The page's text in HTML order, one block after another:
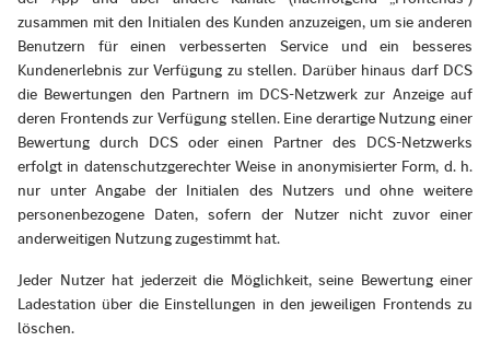
zusammen mit den Initialen des Kunden anzuzeigen, um sie anderen
Benutzern für einen verbesserten Service und ein besseres
Kundenerlebnis zur Verfügung zu stellen. Darüber hinaus darf DCS
die Bewertungen den Partnern im DCS-Netzwerk zur Anzeige auf
deren Frontends zur Verfügung stellen. Eine derartige Nutzung einer
Bewertung durch DCS oder einen Partner des DCS-Netzwerks
erfolgt in datenschutzgerechter Weise in anonymisierter Form, d. h.
nur unter Angabe der Initialen des Nutzers und ohne weitere
personenbezogene Daten, sofern der Nutzer nicht zuvor einer
anderweitigen Nutzung zugestimmt hat.
Jeder Nutzer hat jederzeit die Möglichkeit, seine Bewertung einer
Ladestation über die Einstellungen in den jeweiligen Frontends zu
löschen.